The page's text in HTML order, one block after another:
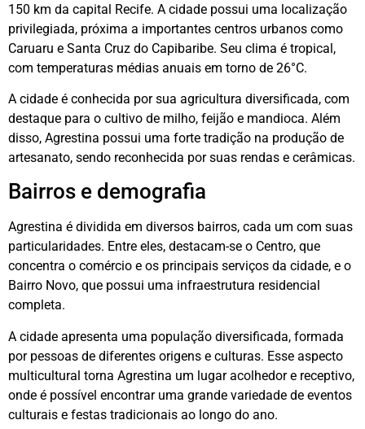
150 km da capital Recife. A cidade possui uma localização
privilegiada, próxima a importantes centros urbanos como
Caruaru e Santa Cruz do Capibaribe. Seu clima é tropical,
com temperaturas médias anuais em torno de 26°C.
A cidade é conhecida por sua agricultura diversificada, com
destaque para o cultivo de milho, feijão e mandioca. Além
disso, Agrestina possui uma forte tradição na produção de
artesanato, sendo reconhecida por suas rendas e cerâmicas.
Bairros e demografia
Agrestina é dividida em diversos bairros, cada um com suas
particularidades. Entre eles, destacam-se o Centro, que
concentra o comércio e os principais serviços da cidade, e o
Bairro Novo, que possui uma infraestrutura residencial
completa.
A cidade apresenta uma população diversificada, formada
por pessoas de diferentes origens e culturas. Esse aspecto
multicultural torna Agrestina um lugar acolhedor e receptivo,
onde é possível encontrar uma grande variedade de eventos
culturais e festas tradicionais ao longo do ano.